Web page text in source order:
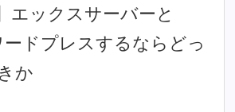
エックスサーバーと
ードプレスするならどっ
か